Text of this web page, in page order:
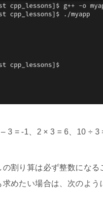
3 = -1、2 × 3 = 6、10 ÷ 3
割り算は必ず整数になる
めたい場合は、次のよう